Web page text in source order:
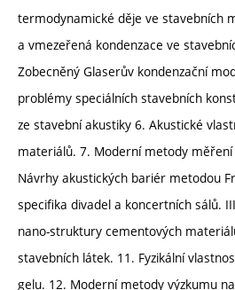
termodynamické děje ve stavebních
a vmezeřená kondenzace ve
Zobecněný Glaserův kondenzační
problémy speciálních stavebních
ze stavební akustiky 6. Akustické
materiálů. 7. Moderní metody měření
Návrhy akustických bariér metodou
specifika divadel a koncertních sálů.
nano-struktury cementových
stavebních látek. 11. Fyzikální
gelu. 12. Moderní metody výzkumu